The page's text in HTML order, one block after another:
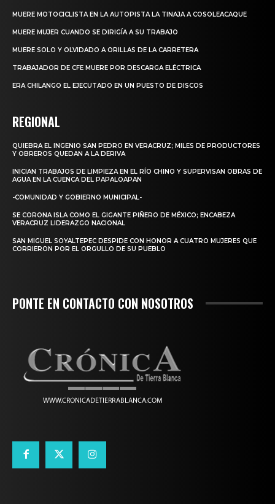
MUERE MOTOCICLISTA EN LA AUTOPISTA LA TINAJA A COSOLEACAQUE
MUERE MUJER CUANDO SE DIRIGÍA A SU TRABAJO
MUERE SOLO Y OLVIDADO A ORILLAS DE LA CARRETERA
TRABAJADOR DE CFE MUERE POR DESCARGA ELÉCTRICA
ERA CHILANGO EL EJECUTADO EN UN PUESTO DE DISCOS
REGIONAL
QUIEBRA EL INGENIO SAN PEDRO EN VERACRUZ; MILES DE PRODUCTORES
Y OBREROS QUEDAN A LA DERIVA
INICIAN TRABAJOS DE LIMPIEZA EN EL RÍO CHINO Y SUPERVISAN OBRAS DE
AGUA EN LA CUENCA DEL PAPALOAPAN
-COMUNIDAD Y GOBIERNO MUNICIPAL-
SE CORONA ISLA COMO EL GIGANTE PIÑERO DE MÉXICO; ENCABEZA
VERACRUZ LIDERAZGO NACIONAL
SAN MIGUEL SOYALTEPEC DESPIDE CON HONOR A CUATRO MUJERES QUE
CORRIERON POR EL ORGULLO DE SU PUEBLO
PONTE EN CONTACTO CON NOSOTROS